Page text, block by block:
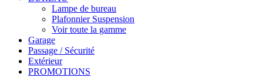
Lampe de bureau
Plafonnier Suspension
Voir toute la gamme
Garage
Passage / Sécurité
Extérieur
PROMOTIONS